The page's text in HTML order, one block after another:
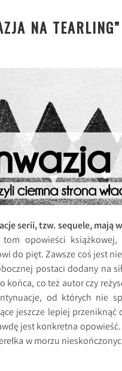
NA
serii, tzw. sequele, mają
opowieści
do pięt. Zawsze coś jest
postaci dodany na
końca, co też autor czy
od których nie
jeszcze lepiej
jest konkretna
w morzu